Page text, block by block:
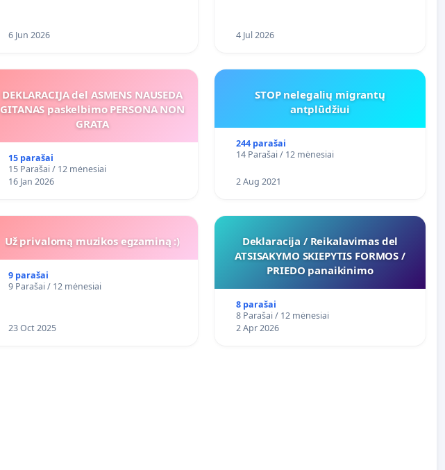
6 Jun 2026 4 Jul 2026
DEKLARACIJA del ASMENS NAUSEDA
GITANAS paskelbimo PERSONA NON
GRATA
15 parašai
15 Parašai / 12 mėnesiai
16 Jan 2026
STOP nelegalių migrantų
antplūdžiui
244 parašai
14 Parašai / 12 mėnesiai
2 Aug 2021
Už privalomą muzikos egzaminą :)
9 parašai
9 Parašai / 12 mėnesiai
23 Oct 2025
Deklaracija / Reikalavimas del
ATSISAKYMO SKIEPYTIS FORMOS /
PRIEDO panaikinimo
8 parašai
8 Parašai / 12 mėnesiai
2 Apr 2026